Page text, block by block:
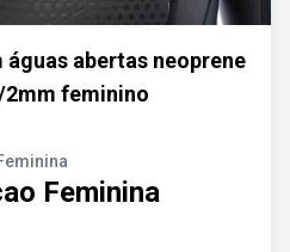
abertas neoprene
2mm feminino
Feminina